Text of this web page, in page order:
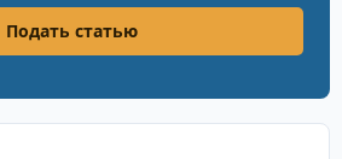
Подать статью